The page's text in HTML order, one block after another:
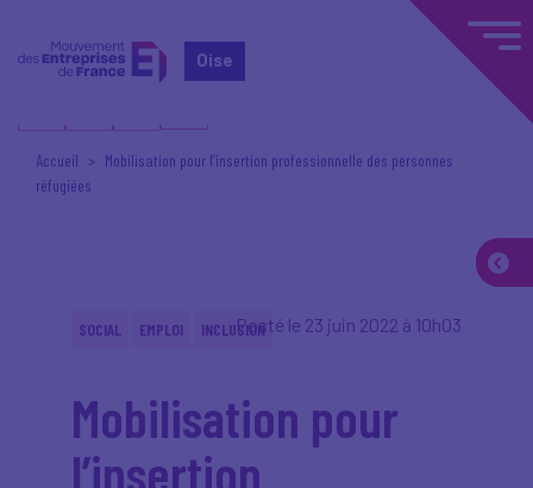
Oise
Accueil
Mobilisation pour l’insertion professionnelle des personnes
réfugiées
Posté le 23 juin 2022 à 10h03
SOCIAL EMPLOI INCLUSION
Mobilisation pour
l’insertion